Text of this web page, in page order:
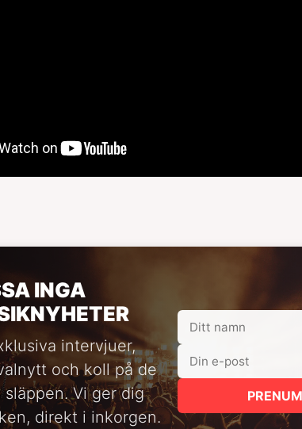
INGA
intervjuer,
och koll på de
släppen. Vi ger dig
direkt i inkorgen.